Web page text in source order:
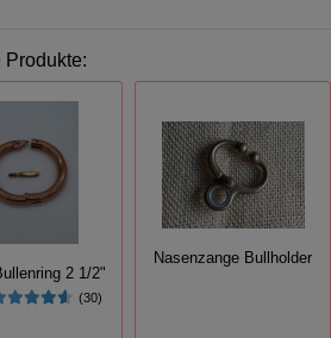
2 1/2"
(30)
Nasenzange Bullholder